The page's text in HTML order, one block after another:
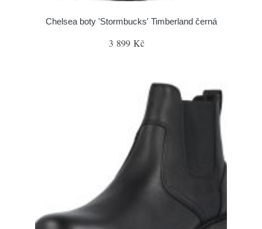
Chelsea boty 'Stormbucks' Timberland černá
3 899 Kč